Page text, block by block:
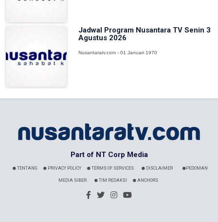
Jadwal Program Nusantara TV Senin 3
Agustus 2026
Nusantaratv.com - 01 Januari 1970
Part of NT Corp Media
TENTANG PRIVACY POLICY TERMS OF SERVICES DISCLAIMER PEDOMAN
MEDIA SIBER TIM REDAKSI ANCHORS